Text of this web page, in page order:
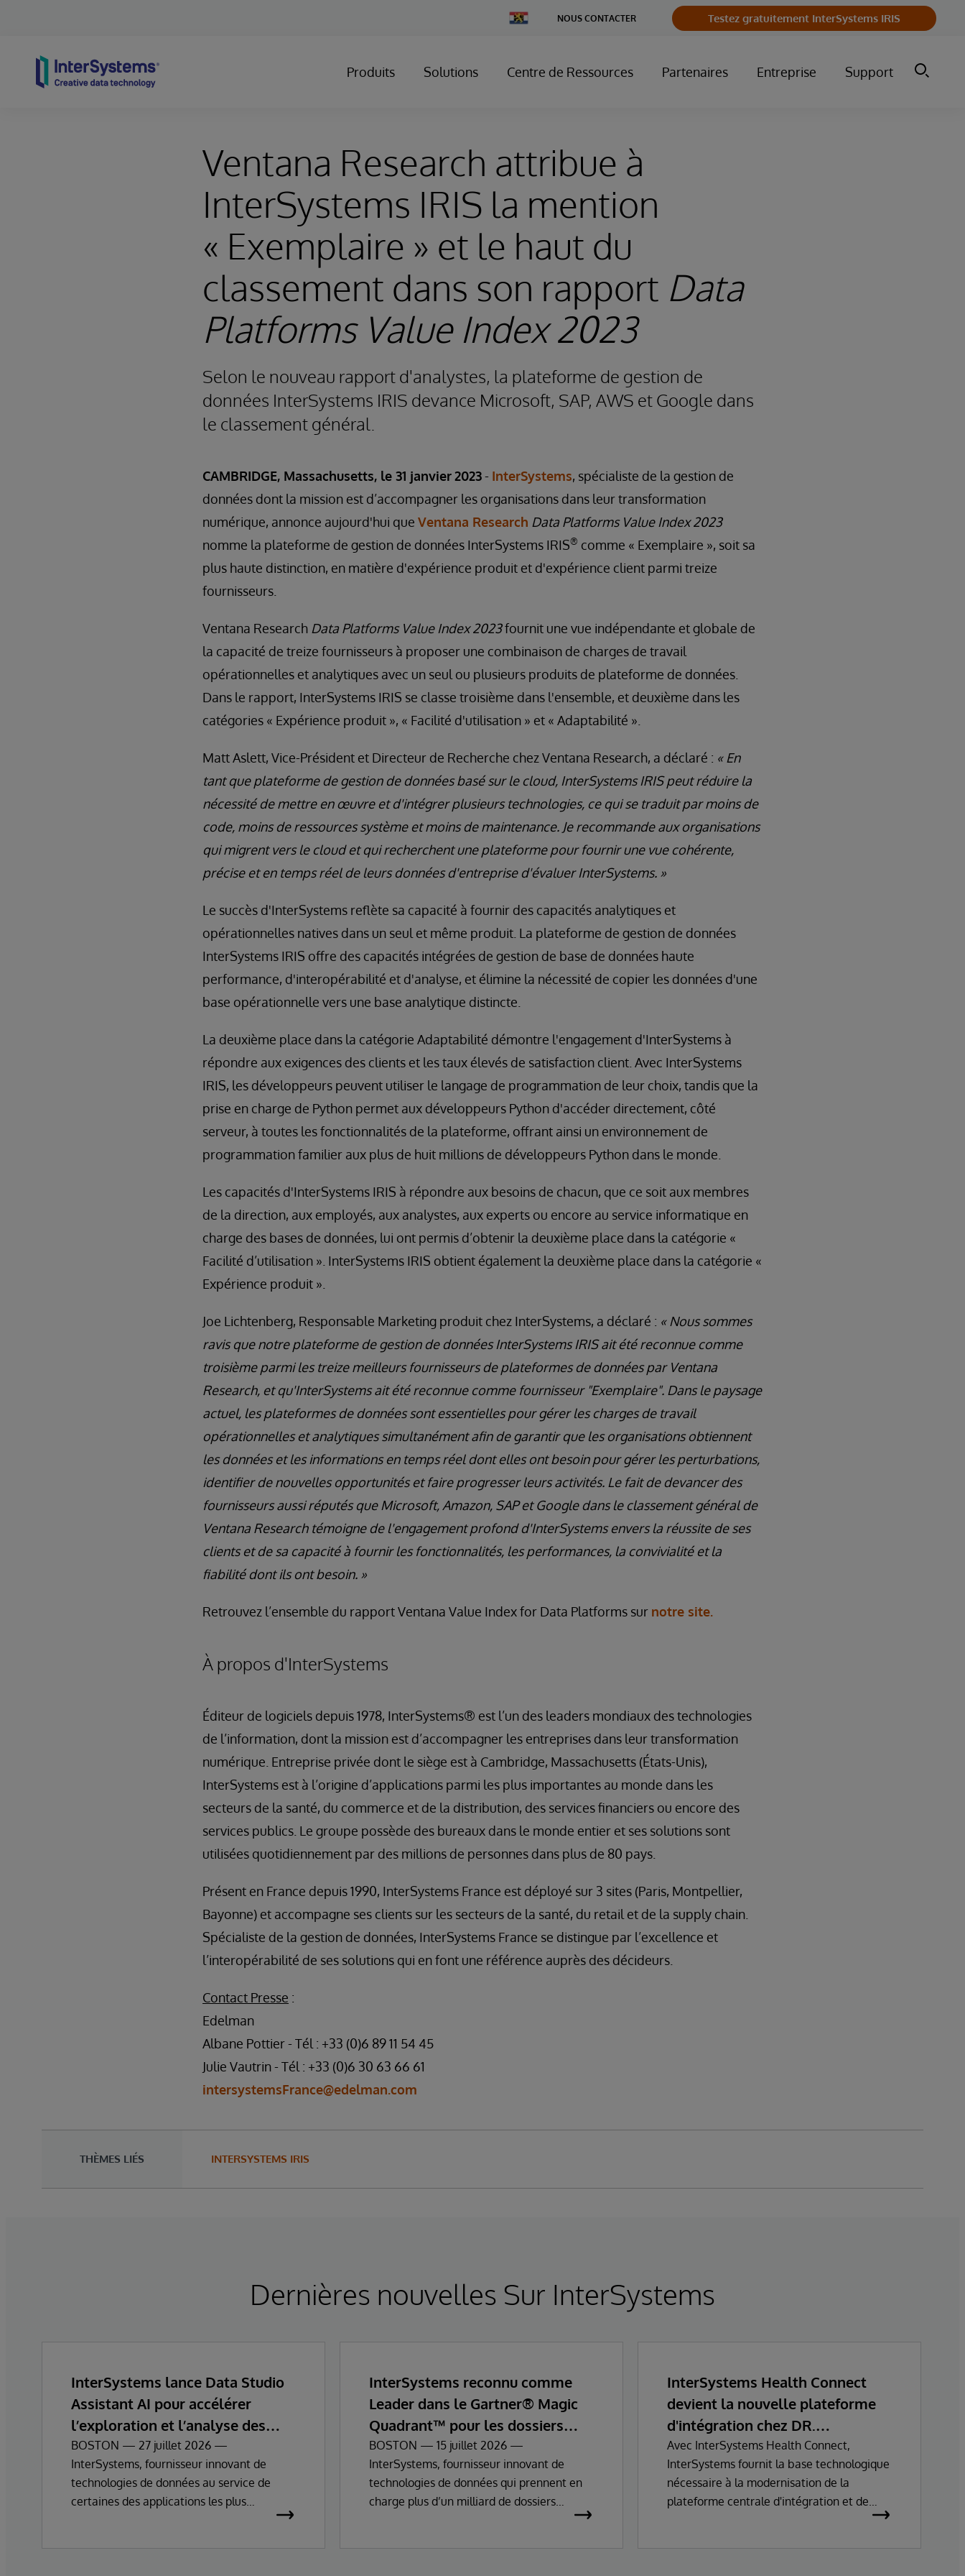
Change
Country
NOUS CONTACTER Testez gratuitement InterSystems IRIS
Produits Solutions Centre de Ressources Partenaires Entreprise Support
Ventana Research attribue à
InterSystems IRIS la mention
« Exemplaire » et le haut du
classement dans son rapport Data
Platforms Value Index 2023
Selon le nouveau rapport d'analystes, la plateforme de gestion de
données InterSystems IRIS devance Microsoft, SAP, AWS et Google dans
le classement général.
CAMBRIDGE, Massachusetts, le 31 janvier2023- InterSystems, spécialiste de la gestion de
données dont la mission est d’accompagner les organisations dans leur transformation
numérique, annonce aujourd'hui que Ventana Research Data Platforms Value Index 2023
nomme la plateforme de gestion de données InterSystems IRIS® comme « Exemplaire », soit sa
plus haute distinction, en matière d'expérience produit et d'expérience client parmi treize
fournisseurs.
Ventana Research Data Platforms Value Index 2023fournit une vue indépendante et globale de
la capacité de treize fournisseurs à proposer une combinaison de charges de travail
opérationnelles et analytiques avec un seul ou plusieurs produits de plateforme de données.
Dans le rapport, InterSystems IRIS se classe troisième dans l'ensemble, et deuxième dans les
catégories « Expérience produit », « Facilité d'utilisation » et « Adaptabilité ».
Matt Aslett, Vice-Président et Directeur de Recherche chez Ventana Research, a déclaré : « En
tant que plateforme de gestion de données basé sur le cloud, InterSystems IRIS peut réduire la
nécessité de mettre en œuvre et d'intégrer plusieurs technologies, ce qui se traduit par moins de
code, moins de ressources système et moins de maintenance. Je recommande aux organisations
qui migrent vers le cloud et qui recherchent une plateforme pour fournir une vue cohérente,
précise et en temps réel de leurs données d'entreprise d'évaluer InterSystems. »
Le succès d'InterSystems reflète sa capacité à fournir des capacités analytiques et
opérationnelles natives dans un seul et même produit. La plateforme de gestion de données
InterSystems IRIS offre des capacités intégrées de gestion de base de données haute
performance, d'interopérabilité et d'analyse, et élimine la nécessité de copier les données d'une
base opérationnelle vers une base analytique distincte.
La deuxième place dans la catégorie Adaptabilité démontre l'engagement d'InterSystems à
répondre aux exigences des clients et les taux élevés de satisfaction client. Avec InterSystems
IRIS, les développeurs peuvent utiliser le langage de programmation de leur choix, tandis que la
prise en charge de Python permet aux développeurs Python d'accéder directement, côté
serveur, à toutes les fonctionnalités de la plateforme, offrant ainsi un environnement de
programmation familier aux plus de huit millions de développeurs Python dans le monde.
Les capacités d'InterSystems IRIS à répondre aux besoins de chacun, que ce soit aux membres
de la direction, aux employés, aux analystes, aux experts ou encore au service informatique en
charge des bases de données, lui ont permis d’obtenir la deuxième place dans la catégorie «
Facilité d’utilisation ». InterSystems IRIS obtient également la deuxième place dans la catégorie «
Expérience produit ».
Joe Lichtenberg, Responsable Marketing produit chez InterSystems, a déclaré : « Nous sommes
ravis que notre plateforme de gestion de données InterSystems IRIS ait été reconnue comme
troisième parmi les treize meilleurs fournisseurs de plateformes de données par Ventana
Research, et qu'InterSystems ait été reconnue comme fournisseur "Exemplaire". Dans le paysage
actuel, les plateformes de données sont essentielles pour gérer les charges de travail
opérationnelles et analytiques simultanément afin de garantir que les organisations obtiennent
les données et les informations en temps réel dont elles ont besoin pour gérer les perturbations,
identifier de nouvelles opportunités et faire progresser leurs activités. Le fait de devancer des
fournisseurs aussi réputés que Microsoft, Amazon, SAP et Google dans le classement général de
Ventana Research témoigne de l'engagement profond d'InterSystems envers la réussite de ses
clients et de sa capacité à fournir les fonctionnalités, les performances, la convivialité et la
fiabilité dont ils ont besoin. »
Retrouvez l’ensemble du rapport Ventana Value Index for Data Platforms sur notre site.
À propos d'InterSystems
Éditeur de logiciels depuis 1978, InterSystems® est l’un des leaders mondiaux des technologies
de l’information, dont la mission est d’accompagner les entreprises dans leur transformation
numérique. Entreprise privée dont le siège est à Cambridge, Massachusetts (États-Unis),
InterSystems est à l’origine d’applications parmi les plus importantes au monde dans les
secteurs de la santé, du commerce et de la distribution, des services financiers ou encore des
services publics. Le groupe possède des bureaux dans le monde entier et ses solutions sont
utilisées quotidiennement par des millions de personnes dans plus de 80 pays.
Présent en France depuis 1990, InterSystems France est déployé sur 3 sites (Paris, Montpellier,
Bayonne) et accompagne ses clients sur les secteurs de la santé, du retail et de la supply chain.
Spécialiste de la gestion de données, InterSystems France se distingue par l’excellence et
l’interopérabilité de ses solutions qui en font une référence auprès des décideurs.
Contact Presse :
Edelman
Albane Pottier - Tél : +33 (0)6 89 11 54 45
Julie Vautrin - Tél : +33 (0)6 30 63 66 61
intersystemsFrance@edelman.com
THÈMES LIÉS INTERSYSTEMS IRIS
Dernières nouvelles Sur InterSystems
InterSystems lance Data Studio
Assistant AI pour accélérer
l’exploration et l’analyse des
données d’entreprise
BOSTON — 27 juillet 2026 —
InterSystems, fournisseur innovant de
technologies de données au service de
certaines des applications les plus
InterSystems reconnu comme
Leader dans le Gartner® Magic
Quadrant™ pour les dossiers
patients informatisés
BOSTON — 15 juillet 2026 —
InterSystems, fournisseur innovant de
technologies de données qui prennent en
charge plus d’un milliard de dossiers
InterSystems Health Connect
devient la nouvelle plateforme
d'intégration chez DR.
FONTHEIM
Avec InterSystems Health Connect,
InterSystems fournit la base technologique
nécessaire à la modernisation de la
plateforme centrale d'intégration et de
communication de DR. FONTHEIM. Dans le